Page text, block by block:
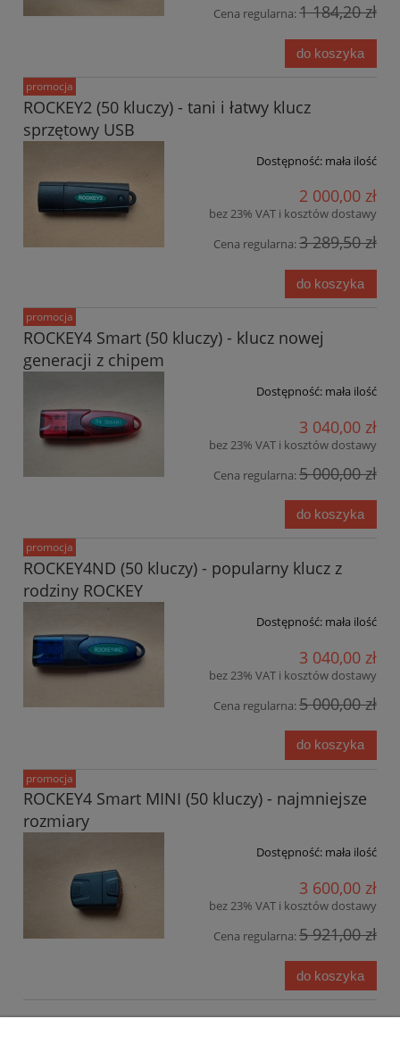
Cena regularna:1 184,20 zł
do koszyka
ROCKEY2 (50 kluczy) - tani i łatwy klucz
sprzętowy USB
Dostępność: mała ilość
2 000,00 zł
bez 23% VAT i kosztów dostawy
Cena regularna:3 289,50 zł
do koszyka
promocja
ROCKEY4 Smart (50 kluczy) - klucz nowej
generacji z chipem
Dostępność: mała ilość
3 040,00 zł
bez 23% VAT i kosztów dostawy
Cena regularna:5 000,00 zł
do koszyka
promocja
ROCKEY4ND (50 kluczy) - popularny klucz z
rodziny ROCKEY
Dostępność: mała ilość
3 040,00 zł
bez 23% VAT i kosztów dostawy
Cena regularna:5 000,00 zł
do koszyka
promocja
ROCKEY4 Smart MINI (50 kluczy) - najmniejsze
rozmiary
Dostępność: mała ilość
3 600,00 zł
bez 23% VAT i kosztów dostawy
Cena regularna:5 921,00 zł
do koszyka
promocja